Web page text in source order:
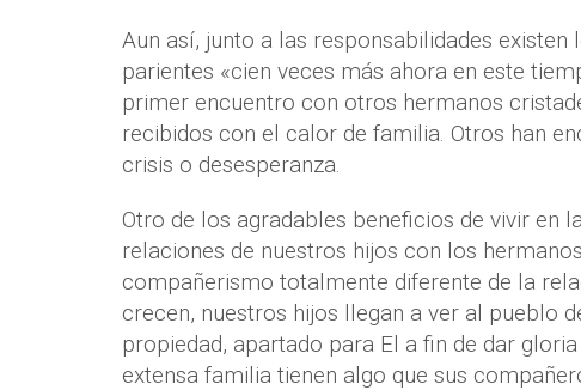
Aun así, junto a las responsabilidades
parientes «cien veces más ahora en este
primer encuentro con otros hermanos
recibidos con el calor de familia. Otros han
crisis o desesperanza.
Otro de los agradables beneficios de vivir en
relaciones de nuestros hijos con los
compañerismo totalmente diferente de la
crecen, nuestros hijos llegan a ver al pueblo
propiedad, apartado para El a fin de dar
extensa familia tienen algo que sus